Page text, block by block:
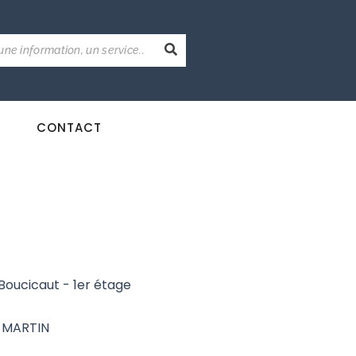
CONTACT
- 1er étage